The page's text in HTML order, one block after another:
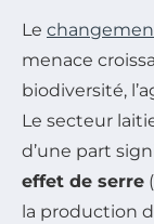
Le
menace
biodiversité,
Le secteur
d’une part
effet de serre
la production